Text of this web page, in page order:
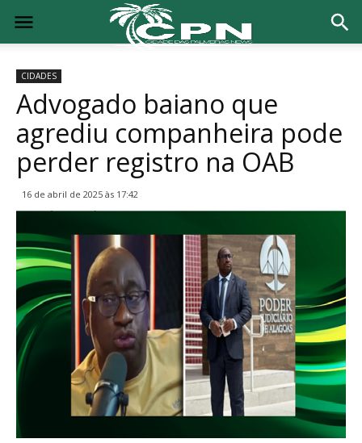
CIDADES
Advogado baiano que
agrediu companheira pode
perder registro na OAB
16 de abril de 2025 às 17:42